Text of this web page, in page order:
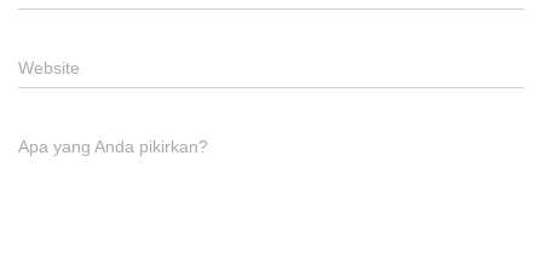
Website
Apa yang Anda pikirkan?